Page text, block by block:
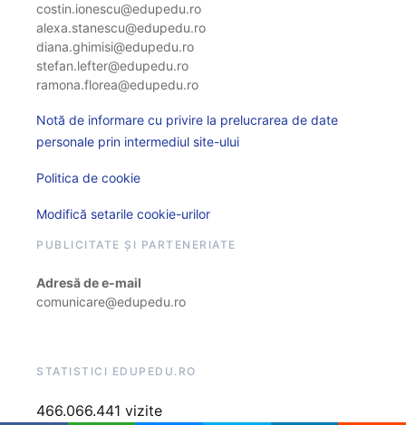
costin.ionescu@edupedu.ro
alexa.stanescu@edupedu.ro
diana.ghimisi@edupedu.ro
stefan.lefter@edupedu.ro
ramona.florea@edupedu.ro
Notă de informare cu privire la prelucrarea de date
personale prin intermediul site-ului
Politica de cookie
Modifică setarile cookie-urilor
PUBLICITATE ȘI PARTENERIATE
Adresă de e-mail
comunicare@edupedu.ro
STATISTICI EDUPEDU.RO
466.066.441 vizite